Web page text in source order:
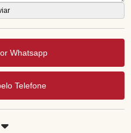
Whatsapp
Telefone